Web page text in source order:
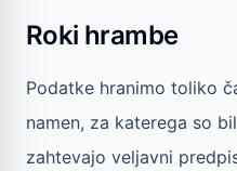
Roki hrambe
Podatke hranimo toliko
namen, za katerega so
zahtevajo veljavni